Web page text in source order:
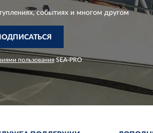
событиях и многом другом
пользованияSEA-PRO